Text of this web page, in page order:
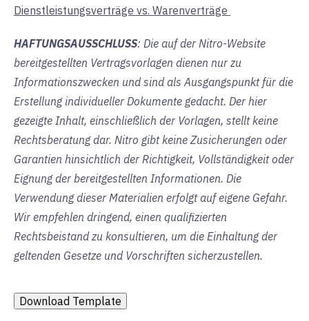
Dienstleistungsverträge vs. Warenverträge
HAFTUNGSAUSSCHLUSS: Die auf der Nitro-Website
bereitgestellten Vertragsvorlagen dienen nur zu
Informationszwecken und sind als Ausgangspunkt für die
Erstellung individueller Dokumente gedacht. Der hier
gezeigte Inhalt, einschließlich der Vorlagen, stellt keine
Rechtsberatung dar. Nitro gibt keine Zusicherungen oder
Garantien hinsichtlich der Richtigkeit, Vollständigkeit oder
Eignung der bereitgestellten Informationen. Die
Verwendung dieser Materialien erfolgt auf eigene Gefahr.
Wir empfehlen dringend, einen qualifizierten
Rechtsbeistand zu konsultieren, um die Einhaltung der
geltenden Gesetze und Vorschriften sicherzustellen.
Download Template